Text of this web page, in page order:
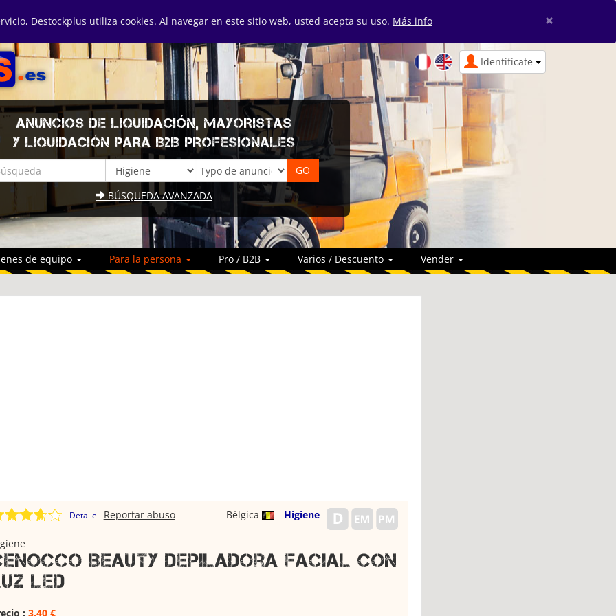
Destockplus utiliza cookies. Al navegar en este sitio web, usted acepta su uso. Más info ×
Identifícate
ANUNCIOS DE LIQUIDACIÓN, MAYORISTAS
Y LIQUIDACIÓN PARA B2B PROFESIONALES
BÚSQUEDA AVANZADA
de equipo Para la persona Pro / B2B Varios / Descuento Vender
Detalle Bélgica Higiene
Reportar abuso
Beauty Depiladora Facial con
Led
: 3,40 €